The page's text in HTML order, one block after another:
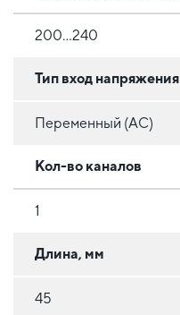
200...240
Тип вход напряжения
Переменный (AC)
Кол-во каналов
1
Длина, мм
45